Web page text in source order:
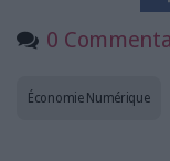
0
Économie Numérique